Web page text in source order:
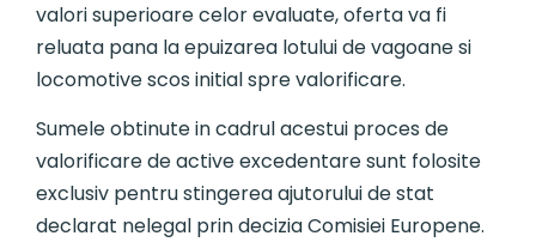
valori superioare celor evaluate, oferta va fi
reluata pana la epuizarea lotului de vagoane si
locomotive scos initial spre valorificare.
Sumele obtinute in cadrul acestui proces de
valorificare de active excedentare sunt folosite
exclusiv pentru stingerea ajutorului de stat
declarat nelegal prin decizia Comisiei Europene.